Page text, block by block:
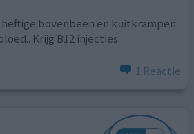
bovenbeen en kuitkrampen.
Krijg B12 injecties.
1 Reactie